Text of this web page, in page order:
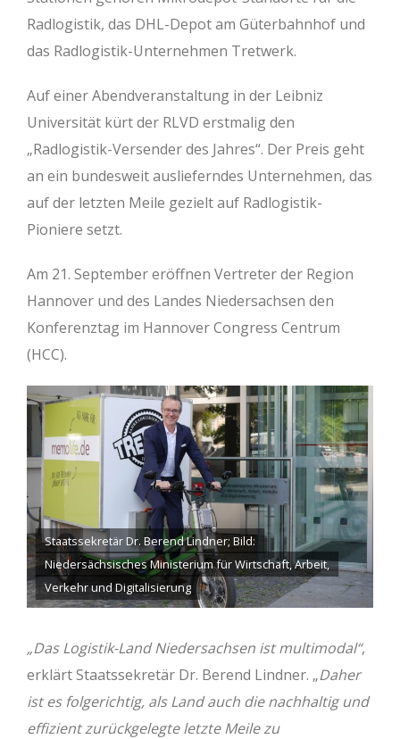
Radlogistik, das DHL-Depot am Güterbahnhof und
das Radlogistik-Unternehmen Tretwerk.
Auf einer Abendveranstaltung in der Leibniz
Universität kürt der RLVD erstmalig den
„Radlogistik-Versender des Jahres“. Der Preis geht
an ein bundesweit auslieferndes Unternehmen, das
auf der letzten Meile gezielt auf Radlogistik-
Pioniere setzt.
Am 21. September eröffnen Vertreter der Region
Hannover und des Landes Niedersachsen den
Konferenztag im Hannover Congress Centrum
(HCC).
Staatssekretär Dr. Berend Lindner; Bild:
Niedersächsisches Ministerium für Wirtschaft, Arbeit,
Verkehr und Digitalisierung
„Das Logistik-Land Niedersachsen ist multimodal“,
erklärt Staatssekretär Dr. Berend Lindner. „Daher
ist es folgerichtig, als Land auch die nachhaltig und
effizient zurückgelegte letzte Meile zu